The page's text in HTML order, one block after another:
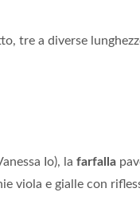
tre a diverse
Io), la farfalla
viola e gialle con